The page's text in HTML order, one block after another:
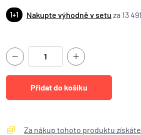
1+1 Nakupte výhodně v setu za 13
Za nákup tohoto produktu získáte